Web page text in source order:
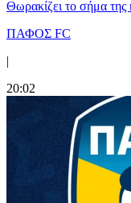
Θωρακίζει το σήμα
ΠΑΦΟΣ FC
|
20:02